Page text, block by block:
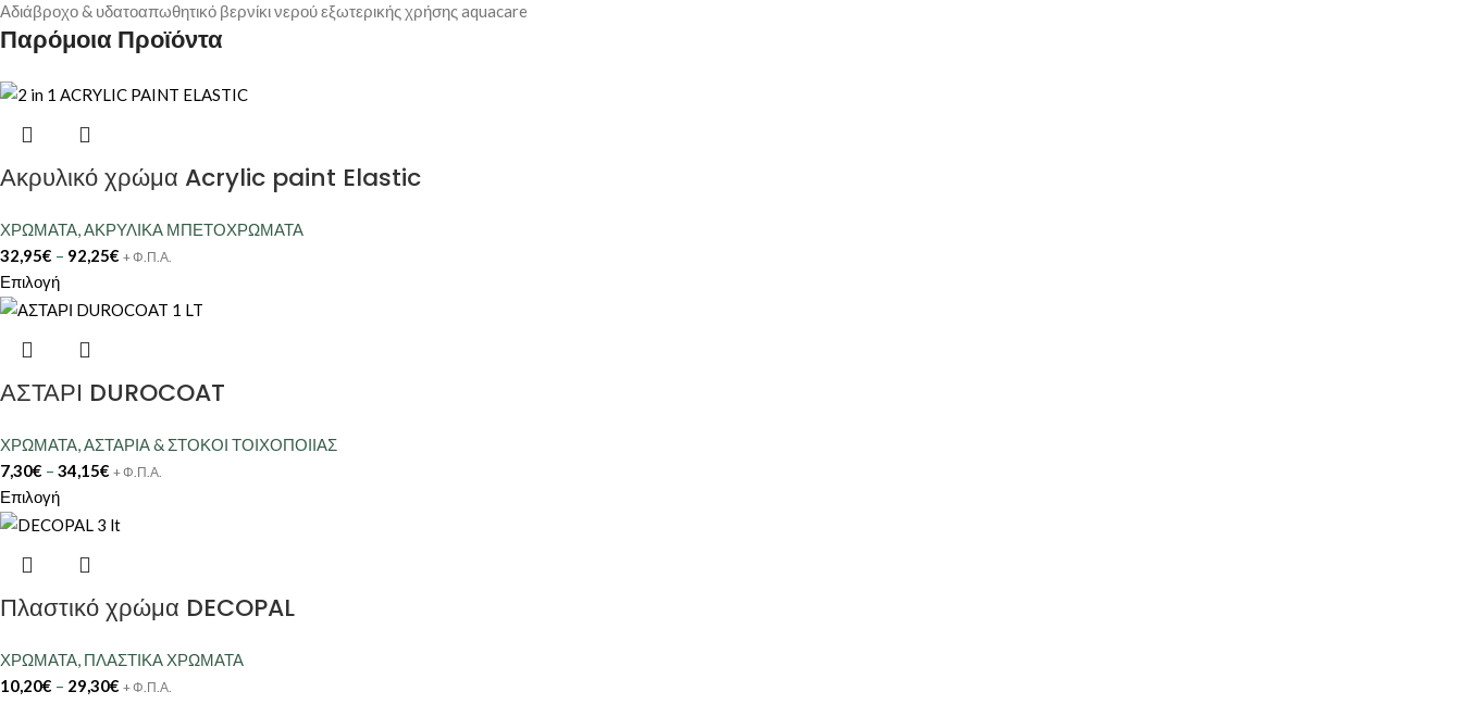
Αδιάβροχο & υδατοαπωθητικό βερνίκι νερού εξωτερικής χρήσης aquacare
Παρόμοια Προϊόντα
Ακρυλικό χρώμα Acrylic paint Elastic
ΧΡΩΜΑΤΑ,ΑΚΡΥΛΙΚΑ ΜΠΕΤΟΧΡΩΜΑΤΑ
32,95€ – 92,25€ + Φ.Π.Α.
Επιλογή
ΑΣΤΑΡΙ DUROCOAT
ΧΡΩΜΑΤΑ,ΑΣΤΑΡΙΑ & ΣΤΟΚΟΙ ΤΟΙΧΟΠΟΙΙΑΣ
7,30€ – 34,15€ + Φ.Π.Α.
Επιλογή
Πλαστικό χρώμα DECOPAL
ΧΡΩΜΑΤΑ, ΠΛΑΣΤΙΚΑ ΧΡΩΜΑΤΑ
10,20€ – 29,30€ + Φ.Π.Α.